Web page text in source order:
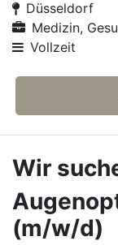
Düsseldorf
Medizin,
Vollzeit
Wir
(m/w/d)